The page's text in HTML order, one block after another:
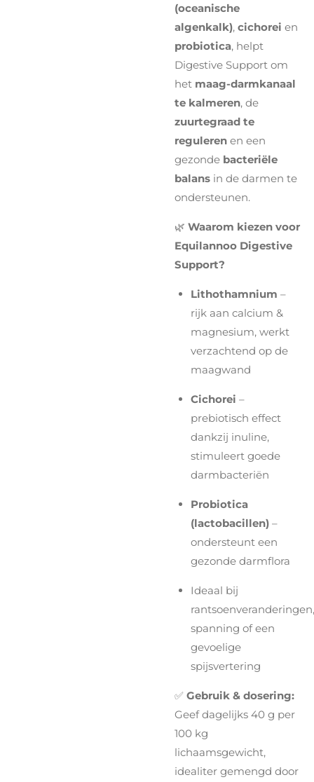
(oceanische
algenkalk), cichorei en
probiotica, helpt
Digestive Support om
het maag-darmkanaal
te kalmeren, de
zuurtegraad te
reguleren en een
gezonde bacteriële
balans in de darmen te
ondersteunen.
🌿 Waarom kiezen voor
Equilannoo Digestive
Support?
Lithothamnium –
rijk aan calcium &
magnesium, werkt
verzachtend op de
maagwand
Cichorei –
prebiotisch effect
dankzij inuline,
stimuleert goede
darmbacteriën
Probiotica
(lactobacillen)–
ondersteunt een
gezonde darmflora
Ideaal bij
rantsoenveranderingen,
spanning of een
gevoelige
spijsvertering
✅ Gebruik & dosering:
Geef dagelijks 40 g per
100 kg
lichaamsgewicht,
idealiter gemengd door